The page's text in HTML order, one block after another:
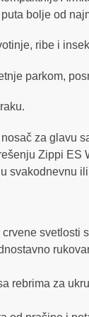
bolje od
ribe i
parkom,
za glavu
Zippi
svakodnevnu
svetlosti
rebrima za